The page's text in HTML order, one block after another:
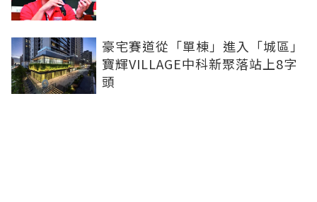
豪宅賽道從「單棟」進入「城區」
寶輝VILLAGE中科新聚落站上8字
頭